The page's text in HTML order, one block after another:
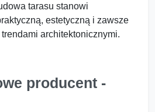
tarasu stanowi
estetyczną i zawsze
architektonicznymi.
producent -